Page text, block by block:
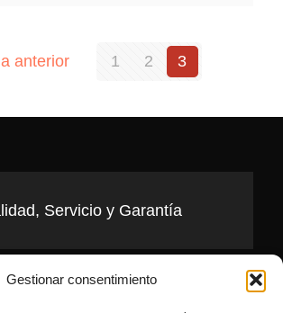
Gestionar consentimiento
anterior 1 2 3
Servicio y Garantía